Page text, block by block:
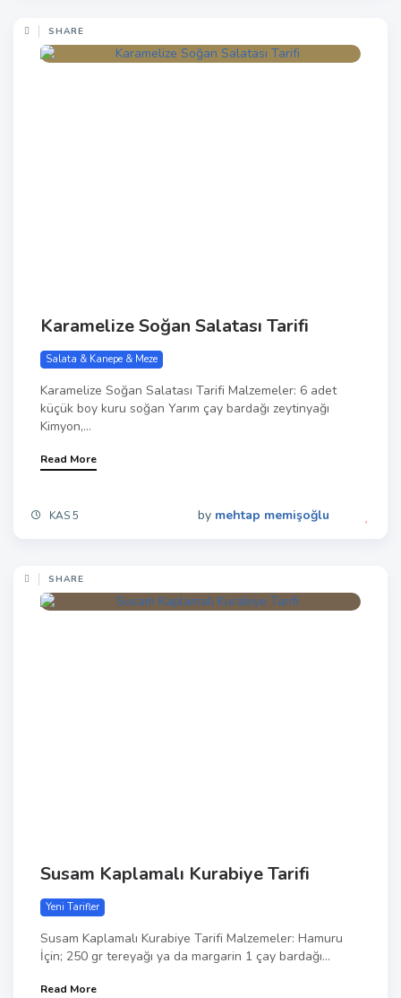
SHARE
Karamelize Soğan Salatası Tarifi
Salata & Kanepe & Meze
Karamelize Soğan Salatası Tarifi Malzemeler: 6 adet
küçük boy kuru soğan Yarım çay bardağı zeytinyağı
Kimyon,...
Read More
KAS 5 by mehtap memişoğlu
SHARE
Susam Kaplamalı Kurabiye Tarifi
Yeni Tarifler
Susam Kaplamalı Kurabiye Tarifi Malzemeler: Hamuru
İçin; 250 gr tereyağı ya da margarin 1 çay bardağı...
Read More